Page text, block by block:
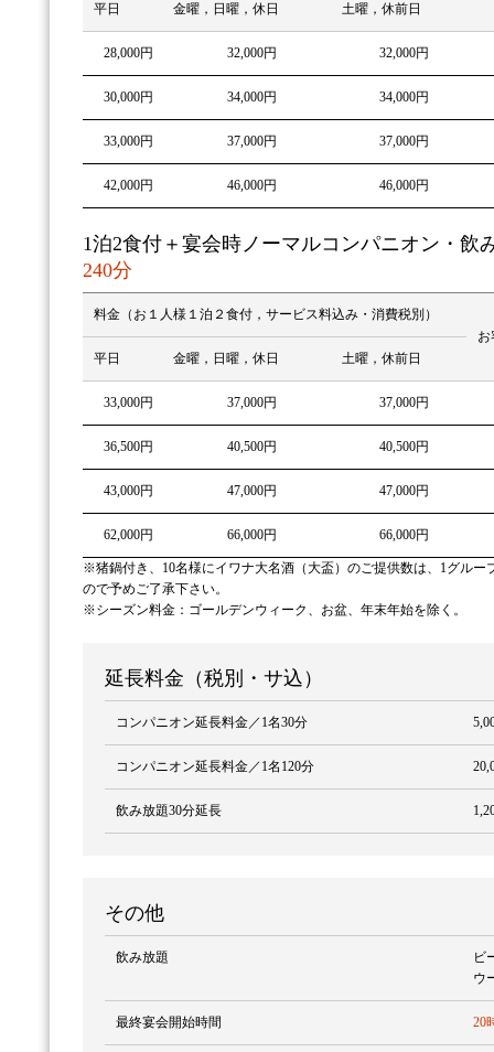
平日
金曜，日曜，休日 土曜，休前日
28,000円 32,000円 32,000円
30,000円 34,000円 34,000円
33,000円 37,000円 37,000円
42,000円 46,000円 46,000円
1泊2食付＋宴会時ノーマルコンパニオン・飲
240分
料金（お１人様１泊２食付，サービス料込み・消費税別）
お
平日
金曜，日曜，休日 土曜，休前日
33,000円 37,000円 37,000円
36,500円 40,500円 40,500円
43,000円 47,000円 47,000円
62,000円 66,000円 66,000円
※猪鍋付き、10名様にイワナ大名酒（大盃）のご提供数は、1グルー
ので予めご了承下さい。
※シーズン料金：ゴールデンウィーク、お盆、年末年始を除く。
延長料金（税別・サ込）
コンパニオン延長料金／1名30分
コンパニオン延長料金／1名120分
飲み放題30分延長
その他
飲み放題
ビ
ウ
最終宴会開始時間 20